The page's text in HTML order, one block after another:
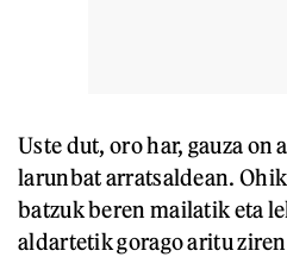
Uste dut, oro har, gauza on
larunbat arratsaldean.
batzuk beren mailatik eta
aldartetik gorago aritu